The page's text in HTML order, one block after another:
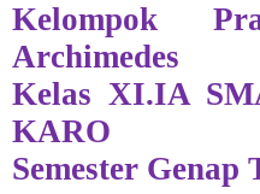
Kelompok
Archimedes
Kelas XI.IA
KARO
Semester Genap